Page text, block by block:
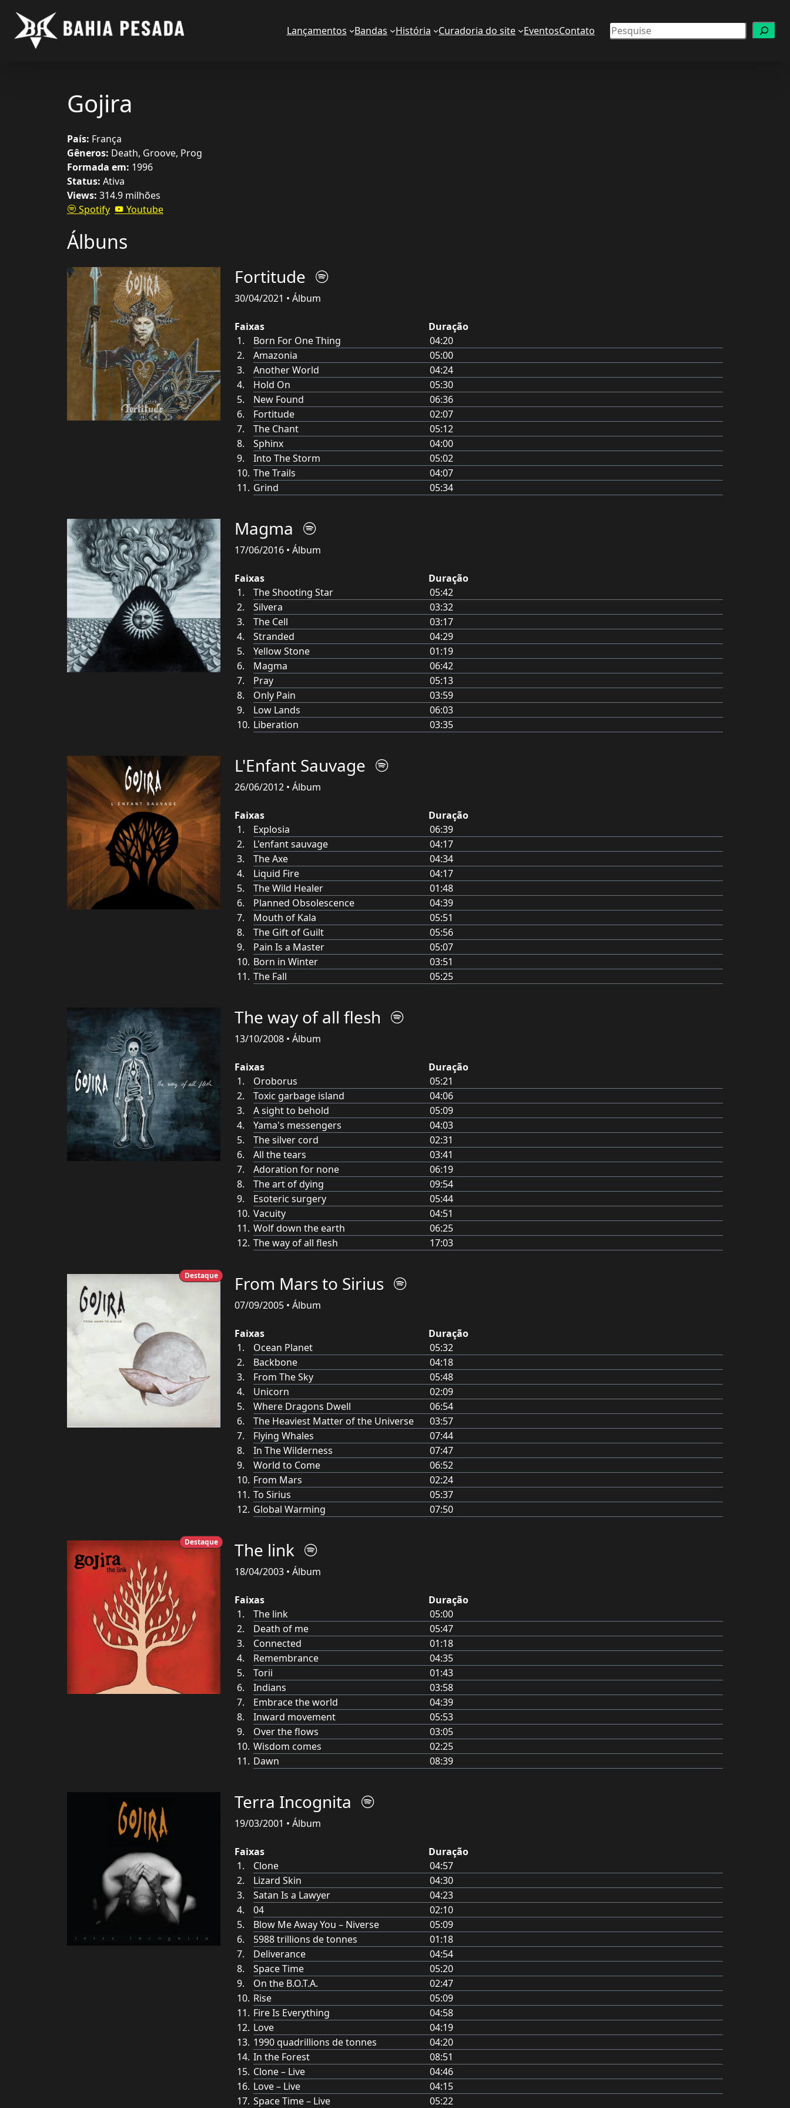
Lançamentos Bandas História Curadoria do site EventosContato Pesquisar
Gojira
País: França
Gêneros: Death, Groove, Prog
Formada em: 1996
Status: Ativa
Views: 314.9 milhões
Spotify
Youtube
Álbuns
Fortitude
30/04/2021 • Álbum
Faixas
Duração
Born For One Thing
04:20
Amazonia
05:00
Another World
04:24
Hold On
05:30
New Found
06:36
Fortitude
02:07
The Chant
05:12
Sphinx
04:00
Into The Storm
05:02
The Trails
04:07
Grind
05:34
Magma
17/06/2016 • Álbum
Faixas
Duração
The Shooting Star
05:42
Silvera
03:32
The Cell
03:17
Stranded
04:29
Yellow Stone
01:19
Magma
06:42
Pray
05:13
Only Pain
03:59
Low Lands
06:03
Liberation
03:35
L'Enfant Sauvage
26/06/2012 • Álbum
Faixas
Duração
Explosia
06:39
L'enfant sauvage
04:17
The Axe
04:34
Liquid Fire
04:17
The Wild Healer
01:48
Planned Obsolescence
04:39
Mouth of Kala
05:51
The Gift of Guilt
05:56
Pain Is a Master
05:07
Born in Winter
03:51
The Fall
05:25
The way of all flesh
13/10/2008 • Álbum
Faixas
Duração
Oroborus
05:21
Toxic garbage island
04:06
A sight to behold
05:09
Yama's messengers
04:03
The silver cord
02:31
All the tears
03:41
Adoration for none
06:19
The art of dying
09:54
Esoteric surgery
05:44
Vacuity
04:51
Wolf down the earth
06:25
The way of all flesh
17:03
Destaque From Mars to Sirius
07/09/2005 • Álbum
Faixas
Duração
Ocean Planet
05:32
Backbone
04:18
From The Sky
05:48
Unicorn
02:09
Where Dragons Dwell
06:54
The Heaviest Matter of the Universe
03:57
Flying Whales
07:44
In The Wilderness
07:47
World to Come
06:52
From Mars
02:24
To Sirius
05:37
Global Warming
07:50
Destaque The link
18/04/2003 • Álbum
Faixas
Duração
The link
05:00
Death of me
05:47
Connected
01:18
Remembrance
04:35
Torii
01:43
Indians
03:58
Embrace the world
04:39
Inward movement
05:53
Over the flows
03:05
Wisdom comes
02:25
Dawn
08:39
Terra Incognita
19/03/2001 • Álbum
Faixas
Duração
Clone
04:57
Lizard Skin
04:30
Satan Is a Lawyer
04:23
04
02:10
Blow Me Away You – Niverse
05:09
5988 trillions de tonnes
01:18
Deliverance
04:54
Space Time
05:20
On the B.O.T.A.
02:47
Rise
05:09
Fire Is Everything
04:58
Love
04:19
1990 quadrillions de tonnes
04:20
In the Forest
08:51
Clone – Live
04:46
Love – Live
04:15
Space Time – Live
05:22